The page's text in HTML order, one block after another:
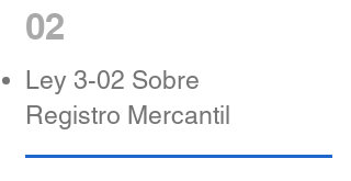
02
Ley 3-02 Sobre
Registro Mercantil